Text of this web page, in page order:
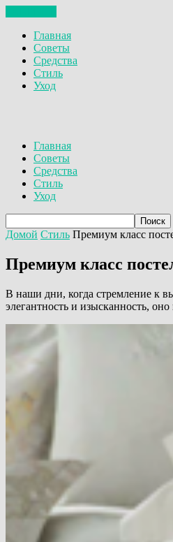
Главная
Советы
Средства
Стиль
Уход
Главная
Советы
Средства
Стиль
Уход
Домой Стиль Премиум класс
Премиум класс
В наши дни, когда стремление к
элегантность и изысканность,